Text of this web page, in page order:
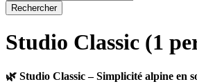
Studio Classic (1
🌿 Studio Classic – Simplicité alpine en